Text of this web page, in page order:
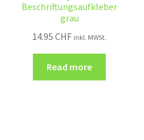
Beschriftungsaufkleber
grau
14.95CHF inkl. MWSt.
Read more